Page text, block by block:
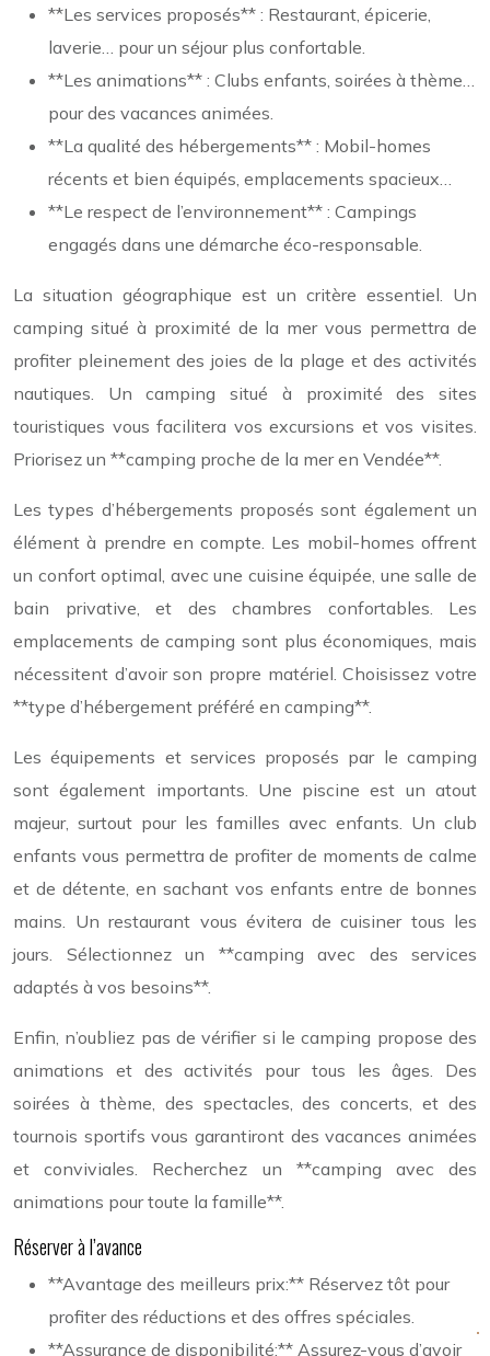
**Les services proposés** : Restaurant, épicerie,
laverie… pour un séjour plus confortable.
**Les animations** : Clubs enfants, soirées à thème…
pour des vacances animées.
**La qualité des hébergements** : Mobil-homes
récents et bien équipés, emplacements spacieux…
**Le respect de l’environnement** : Campings
engagés dans une démarche éco-responsable.
La situation géographique est un critère essentiel. Un
camping situé à proximité de la mer vous permettra de
profiter pleinement des joies de la plage et des activités
nautiques. Un camping situé à proximité des sites
touristiques vous facilitera vos excursions et vos visites.
Priorisez un **camping proche de la mer en Vendée**.
Les types d’hébergements proposés sont également un
élément à prendre en compte. Les mobil-homes offrent
un confort optimal, avec une cuisine équipée, une salle de
bain privative, et des chambres confortables. Les
emplacements de camping sont plus économiques, mais
nécessitent d’avoir son propre matériel. Choisissez votre
**type d’hébergement préféré en camping**.
Les équipements et services proposés par le camping
sont également importants. Une piscine est un atout
majeur, surtout pour les familles avec enfants. Un club
enfants vous permettra de profiter de moments de calme
et de détente, en sachant vos enfants entre de bonnes
mains. Un restaurant vous évitera de cuisiner tous les
jours. Sélectionnez un **camping avec des services
adaptés à vos besoins**.
Enfin, n’oubliez pas de vérifier si le camping propose des
animations et des activités pour tous les âges. Des
soirées à thème, des spectacles, des concerts, et des
tournois sportifs vous garantiront des vacances animées
et conviviales. Recherchez un **camping avec des
animations pour toute la famille**.
Réserver à l’avance
**Avantage des meilleurs prix:** Réservez tôt pour
profiter des réductions et des offres spéciales.
**Assurance de disponibilité:** Assurez-vous d’avoir